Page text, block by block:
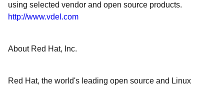
using selected vendor and open source products.
http://www.vdel.com
About Red Hat, Inc.
Red Hat, the world's leading open source and Linux